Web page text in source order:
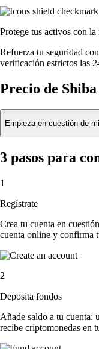
Protege tus activos con
Refuerza tu seguridad
verificación estrictos las
Precio de
Empieza en cuestión de
3 pasos para
1
Regístrate
Crea tu cuenta en
cuenta online y confirma
2
Deposita fondos
Añade saldo a tu cuenta:
recibe criptomonedas en